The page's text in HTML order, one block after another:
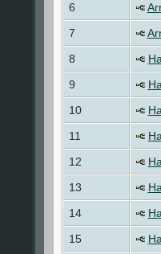
6
7
8
9
10
11
12
13
14
15